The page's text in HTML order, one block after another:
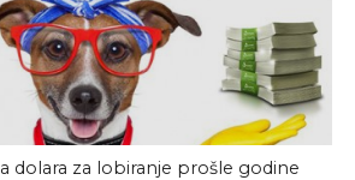
dolara za lobiranje prošle godine